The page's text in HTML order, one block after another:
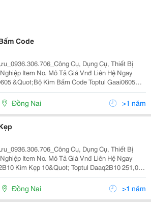
Code
Cụ, Dụng Cụ, Thiết Bị
Tả Giá Vnđ Liên Hệ Ngay
Toptul Gaai0605
Đầu Thay Thế Dkba2222,Dlaa0601,
Dlaa1001,Dlaa0602, Dlaa0401,Dlaa1601&Quot; 1,871,9
Đồng Nai >1 năm
Cụ, Dụng Cụ, Thiết Bị
Tả Giá Vnđ Liên Hệ Ngay
Daaq2B10 251,020
Bấm Chết 10&Quot; Toptul
Daaq1A10 261,250
Đồng Nai >1 năm